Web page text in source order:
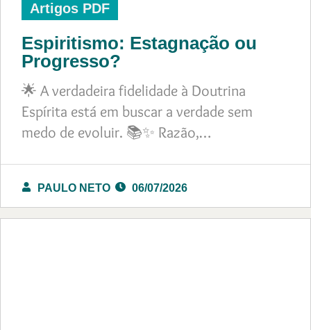
Artigos PDF
Espiritismo: Estagnação ou
Progresso?
🌟 A verdadeira fidelidade à Doutrina
Espírita está em buscar a verdade sem
medo de evoluir. 📚✨ Razão,…
PAULO NETO 06/07/2026